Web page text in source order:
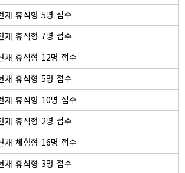
재 휴식형 5명 접수
재 휴식형 7명 접수
재 휴식형 12명 접수
재 휴식형 5명 접수
재 휴식형 10명 접수
재 휴식형 2명 접수
재 체험형 16명 접수
재 휴식형 3명 접수